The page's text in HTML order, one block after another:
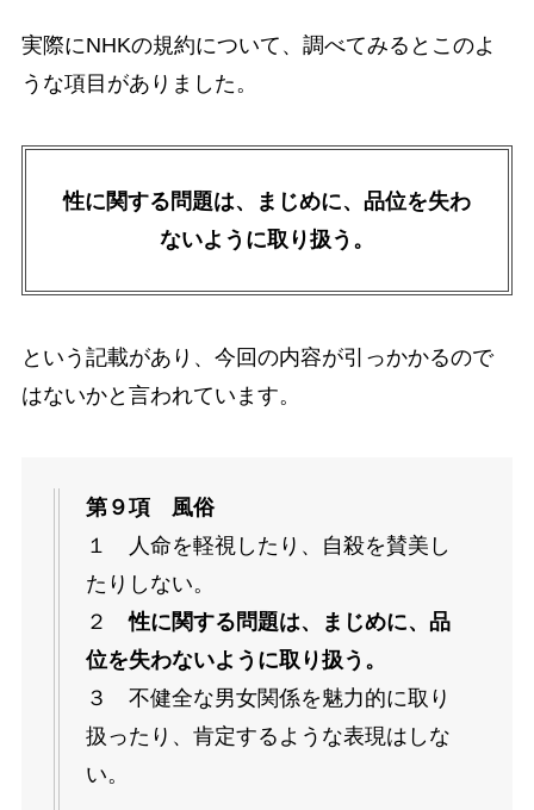
実際にNHKの規約について、調べてみるとこのよ
うな項目がありました。
性に関する問題は、まじめに、品位を失わ
ないように取り扱う。
という記載があり、今回の内容が引っかかるので
はないかと言われています。
第９項 風俗
１ 人命を軽視したり、自殺を賛美し
たりしない。
２性に関する問題は、まじめに、品
位を失わないように取り扱う。
３ 不健全な男女関係を魅力的に取り
扱ったり、肯定するような表現はしな
い。